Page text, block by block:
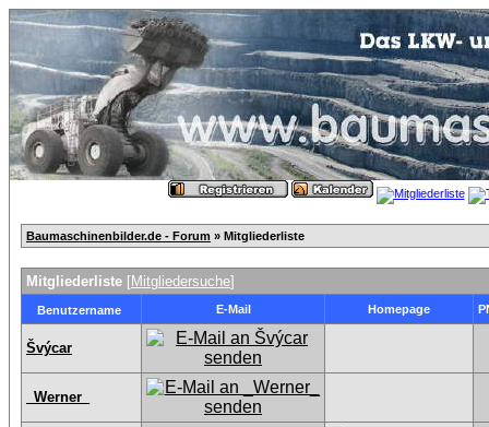
Baumaschinenbilder.de - Forum » Mitgliederliste
Mitgliederliste [Mitgliedersuche]
Benutzername E-Mail Homepage
Švýcar
_Werner_